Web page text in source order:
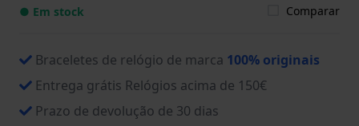
● Em stock Comparar
Braceletes de relógio de marca 100% originais
Entrega grátis Relógios acima de 150€
Prazo de devolução de 30 dias